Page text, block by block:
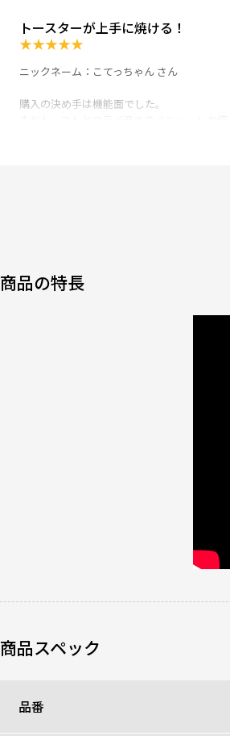
トースターが上手に焼ける！
★★★★★
ニックネーム：こてっちゃん さん
購入の決め手は機能面でした。
トーストは軽く焼きめをつける派なのです
デザイン良し、機能良し
こちらの商品をとても気に入って愛用させ
るガラス管の一本が割れておりその破片で
0人が参考になった
商品の特長
商品スペック
品番